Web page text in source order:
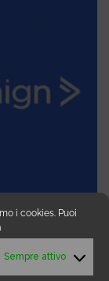
i cookies. Puoi
Sempre attivo